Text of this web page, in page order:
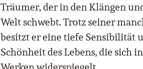
Träumer, der in den Klängen
Welt schwebt. Trotz seiner
besitzt er eine tiefe Sensibilität
Schönheit des Lebens, die sich